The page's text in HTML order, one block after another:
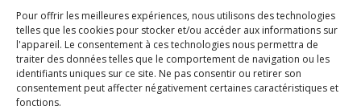
Pour offrir les meilleures expériences, nous utilisons des technologies
telles que les cookies pour stocker et/ou accéder aux informations sur
l'appareil. Le consentement à ces technologies nous permettra de
traiter des données telles que le comportement de navigation ou les
identifiants uniques sur ce site. Ne pas consentir ou retirer son
consentement peut affecter négativement certaines caractéristiques et
fonctions.
Mail:
mairie.pietradiverde@wanadoo.fr
Adresse :Hôtel de ville de Pietra di Verde
Le village
20230 Pietra di Verde